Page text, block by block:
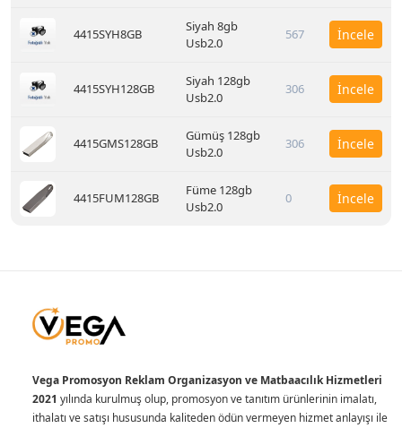
4415SYH8GB
Siyah 8gb
Usb2.0
567 İncele
4415SYH128GB
Siyah 128gb
Usb2.0
306 İncele
4415GMS128GB
Gümüş 128gb
Usb2.0
306 İncele
4415FUM128GB
Füme 128gb
Usb2.0
0 İncele
Vega Promosyon Reklam Organizasyon ve Matbaacılık Hizmetleri
2021 yılında kurulmuş olup, promosyon ve tanıtım ürünlerinin imalatı,
ithalatı ve satışı hususunda kaliteden ödün vermeyen hizmet anlayışı ile